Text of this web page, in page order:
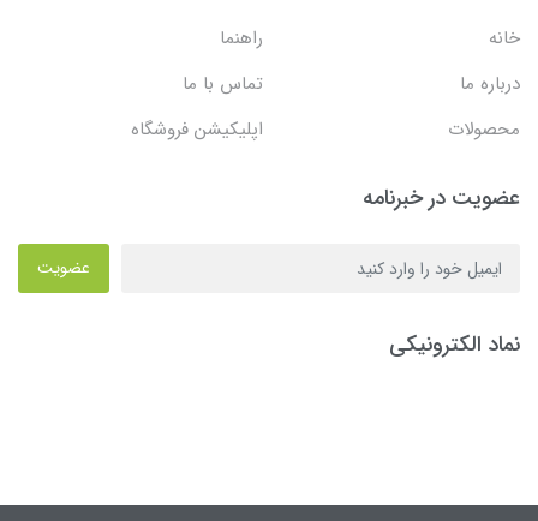
خانه
راهنما
درباره ما
تماس با ما
محصولات
اپلیکیشن فروشگاه
عضویت در خبرنامه
عضویت
نماد الکترونیکی